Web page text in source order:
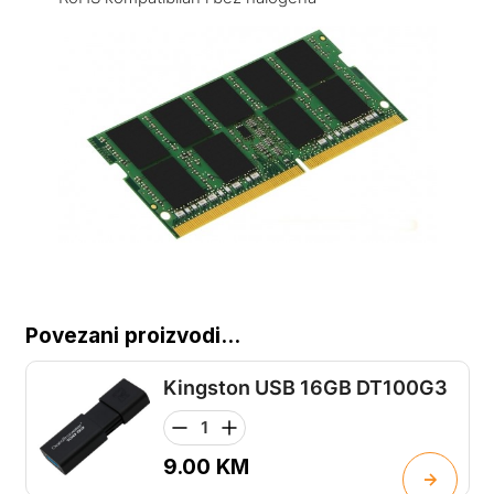
Povezani proizvodi...
Kingston USB 16GB DT100G3
9.00 KM